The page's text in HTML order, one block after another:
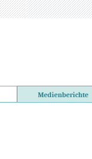
Medienberichte